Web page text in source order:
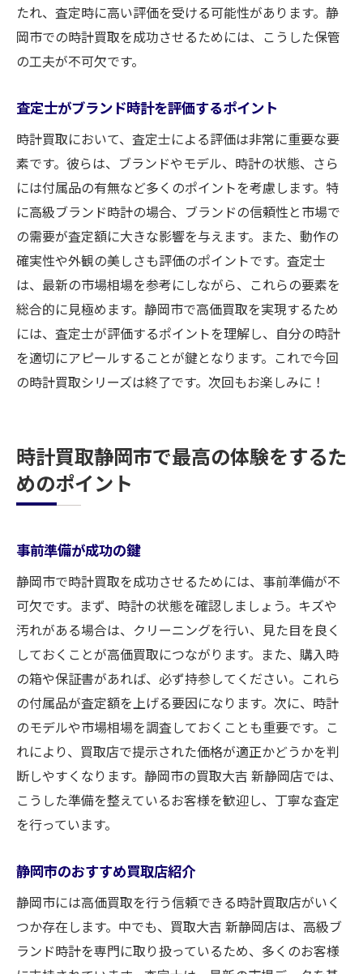
たれ、査定時に高い評価を受ける可能性があります。静
岡市での時計買取を成功させるためには、こうした保管
の工夫が不可欠です。
査定士がブランド時計を評価するポイント
時計買取において、査定士による評価は非常に重要な要
素です。彼らは、ブランドやモデル、時計の状態、さら
には付属品の有無など多くのポイントを考慮します。特
に高級ブランド時計の場合、ブランドの信頼性と市場で
の需要が査定額に大きな影響を与えます。また、動作の
確実性や外観の美しさも評価のポイントです。査定士
は、最新の市場相場を参考にしながら、これらの要素を
総合的に見極めます。静岡市で高価買取を実現するため
には、査定士が評価するポイントを理解し、自分の時計
を適切にアピールすることが鍵となります。これで今回
の時計買取シリーズは終了です。次回もお楽しみに！
時計買取静岡市で最高の体験をするた
めのポイント
事前準備が成功の鍵
静岡市で時計買取を成功させるためには、事前準備が不
可欠です。まず、時計の状態を確認しましょう。キズや
汚れがある場合は、クリーニングを行い、見た目を良く
しておくことが高価買取につながります。また、購入時
の箱や保証書があれば、必ず持参してください。これら
の付属品が査定額を上げる要因になります。次に、時計
のモデルや市場相場を調査しておくことも重要です。こ
れにより、買取店で提示された価格が適正かどうかを判
断しやすくなります。静岡市の買取大吉 新静岡店では、
こうした準備を整えているお客様を歓迎し、丁寧な査定
を行っています。
静岡市のおすすめ買取店紹介
静岡市には高価買取を行う信頼できる時計買取店がいく
つか存在します。中でも、買取大吉 新静岡店は、高級ブ
ランド時計を専門に取り扱っているため、多くのお客様